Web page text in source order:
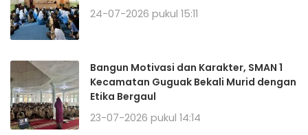
24-07-2026 pukul 15:11
Bangun Motivasi dan Karakter, SMAN 1
Kecamatan Guguak Bekali Murid dengan
Etika Bergaul
23-07-2026 pukul 14:14